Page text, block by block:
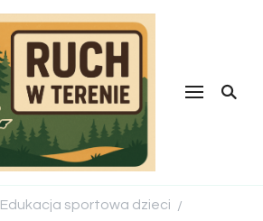
Ruch w
Edukacja sportowa dzieci /